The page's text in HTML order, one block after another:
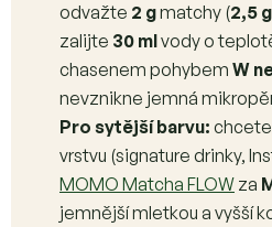
odvažte 2 gmatchy (2,5 g
zalijte 30 mlvody o
chasenem pohybem W
nevznikne jemná
Pro sytější barvu:
vrstvu (signature drinky,
MOMO Matcha FLOW za
jemnější mletkou a vyšší